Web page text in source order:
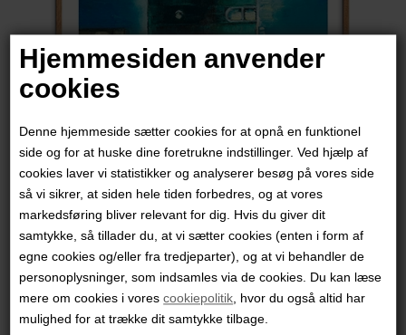
Hjemmesiden anvender
cookies
Denne hjemmeside sætter cookies for at opnå en funktionel
side og for at huske dine foretrukne indstillinger. Ved hjælp af
cookies laver vi statistikker og analyserer besøg på vores side
så vi sikrer, at siden hele tiden forbedres, og at vores
markedsføring bliver relevant for dig. Hvis du giver dit
samtykke, så tillader du, at vi sætter cookies (enten i form af
egne cookies og/eller fra tredjeparter), og at vi behandler de
personoplysninger, som indsamles via de cookies. Du kan læse
mere om cookies i vorescookiepolitik , hvor du også altid har
mulighed for at trække dit samtykke tilbage.
Marck Fink
3.450,00DKK